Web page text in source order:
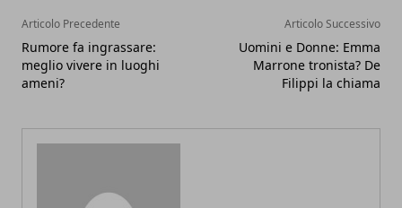
Articolo Precedente
Rumore fa ingrassare:
meglio vivere in luoghi
ameni?
Articolo Successivo
Uomini e Donne: Emma
Marrone tronista? De
Filippi la chiama